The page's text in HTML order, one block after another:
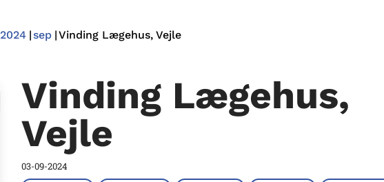
2024 sep Vinding Lægehus, Vejle
Vinding Lægehus,
Vejle
03-09-2024